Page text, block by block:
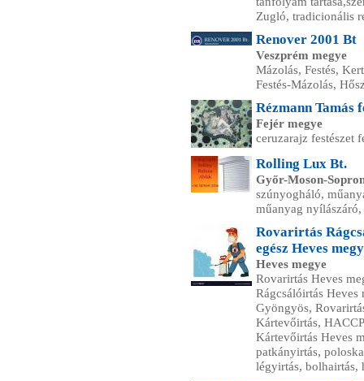
Zugló, tradicionális
Renover 2001 Bt
Veszprém megye
Mázolás, Festés,
Festés-Mázolás,
Rézmann Tamás
Fejér megye
ceruzarajz festészet
Rolling Lux Bt.
Győr-Moson-
szúnyogháló,
műanyag
Rovarirtás
egész Heves
Heves megye
Rovarirtás Heves
Rágcsálóirtás Heves
Gyöngyös,
Kártevőirtás,
Kártevőirtás Heves
patkányirtás,
légyirtás, bolhairtás,